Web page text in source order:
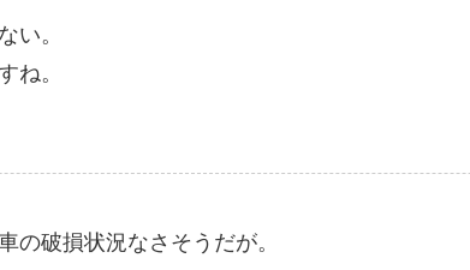
い。
ね。
の破損状況なさそうだが。